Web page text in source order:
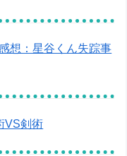
想：星谷くん失踪事
VS剣術